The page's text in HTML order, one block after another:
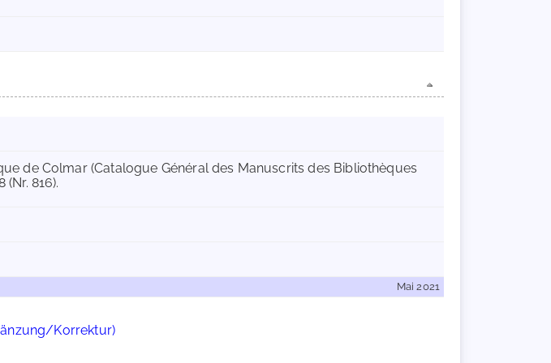
de Colmar (Catalogue Général des Manuscrits des Bibliothèques
816).
Mai 2021
Korrektur)